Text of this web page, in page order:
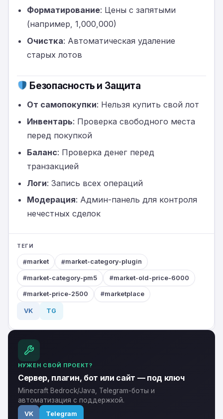
Форматирование: Цены с запятыми
(например, 1,000,000)
Очистка: Автоматическая удаление
старых лотов
Безопасность и Защита
От самопокупки: Нельзя купить свой лот
Инвентарь: Проверка свободного места
перед покупкой
Баланс: Проверка денег перед
транзакцией
Логи: Запись всех операций
Модерация: Админ-панель для контроля
нечестных сделок
ТЕГИ
market market-category-plugin
market-category-pm5 market-old-price-6000
market-price-2500 marketplace
VK TG
НУЖЕН СВОЙ ПРОЕКТ?
Сервер, плагин, бот или сайт — под ключ
Minecraft Bedrock/Java, Telegram-боты и
автоматизация с поддержкой.
VK Telegram